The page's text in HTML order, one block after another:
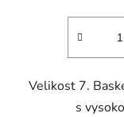
Velikost 7.
s